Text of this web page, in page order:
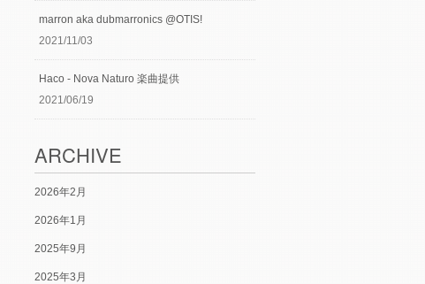
marron aka dubmarronics @OTIS!
2021/11/03
Haco - Nova Naturo 楽曲提供
2021/06/19
ARCHIVE
2026年2月
2026年1月
2025年9月
2025年3月